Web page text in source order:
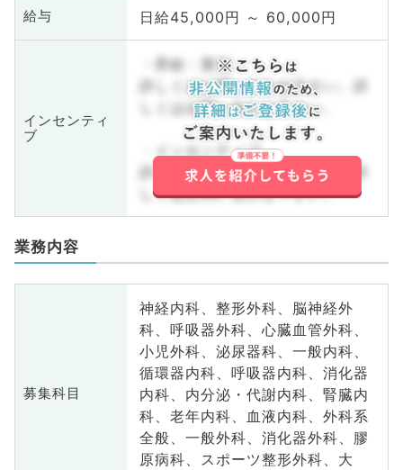
給与 日給45,000円 ～ 60,000円
インセンティ
ブ
・昇給・賞与
詳しくはお問い合わせ下さい。詳
しくはお問い合わせ下さい。
・インセンティブ
詳しくはお問い合わせ下さい。詳
しくはお問い合わせ下さい。
業務内容
募集科目
神経内科、整形外科、脳神経外
科、呼吸器外科、心臓血管外科、
小児外科、泌尿器科、一般内科、
循環器内科、呼吸器内科、消化器
内科、内分泌・代謝内科、腎臓内
科、老年内科、血液内科、外科系
全般、一般外科、消化器外科、膠
原病科、スポーツ整形外科、大